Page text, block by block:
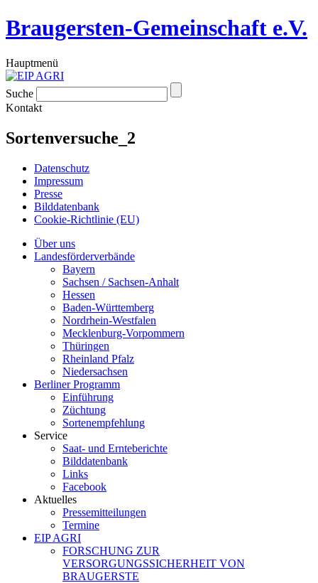
Braugersten-Gemeinschaft e.V.
Hauptmenü
Suche
Kontakt
Sortenversuche_2
Datenschutz
Impressum
Presse
Bilddatenbank
Cookie-Richtlinie (EU)
Über uns
Landesförderverbände
Bayern
Sachsen / Sachsen-Anhalt
Hessen
Baden-Württemberg
Nordrhein-Westfalen
Mecklenburg-Vorpommern
Thüringen
Rheinland Pfalz
Niedersachsen
Berliner Programm
Einführung
Züchtung
Sortenempfehlung
Service
Saat- und Ernteberichte
Bilddatenbank
Links
Facebook
Aktuelles
Pressemitteilungen
Termine
EIP AGRI
FORSCHUNG ZUR
VERSORGUNGSSICHERHEIT VON
BRAUGERSTE